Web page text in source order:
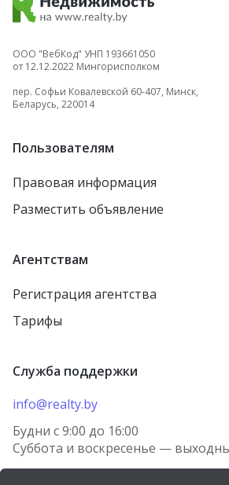
ООО "ВебКод" УНП 193661050
от 12.12.2022 Мингорисполком
пер. Софьи Ковалевской 60-407, Минск,
Беларусь, 220014
Пользователям
Правовая информация
Разместить объявление
Агентствам
Регистрация агентства
Тарифы
Служба поддержки
info@realty.by
Будни с 9:00 до 16:00
Суббота и воскресенье —